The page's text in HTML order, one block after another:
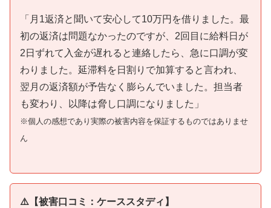
「月1返済と聞いて安心して10万円を借りました。最
初の返済は問題なかったのですが、2回目に給料日が
2日ずれて入金が遅れると連絡したら、急に口調が変
わりました。延滞料を日割りで加算すると言われ、
翌月の返済額が予告なく膨らんでいました。担当者
も変わり、以降は脅し口調になりました」
※個人の感想であり実際の被害内容を保証するものではありませ
ん
⚠️【被害口コミ：ケーススタディ】